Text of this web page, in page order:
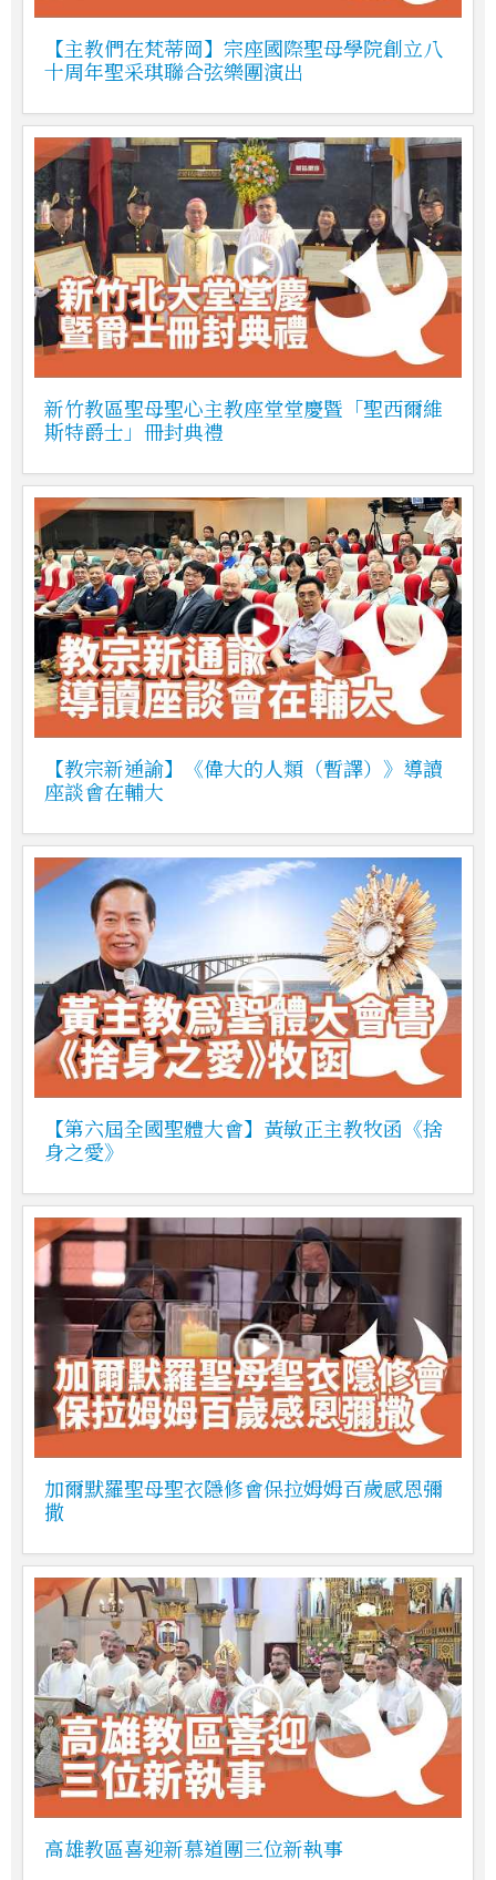
【主教們在梵蒂岡】宗座國際聖母學院創立八
十周年聖采琪聯合弦樂團演出
新竹教區聖母聖心主教座堂堂慶暨「聖西爾維
斯特爵士」冊封典禮
【教宗新通諭】《偉大的人類（暫譯）》導讀
座談會在輔大
【第六屆全國聖體大會】黃敏正主教牧函《捨
身之愛》
加爾默羅聖母聖衣隱修會保拉姆姆百歲感恩彌
撒
高雄教區喜迎新慕道團三位新執事